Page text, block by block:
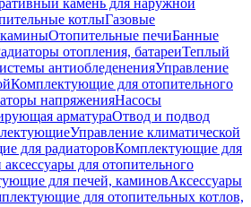
камень для наружной
котлыГазовые
Отопительные печиБанные
отопления, батареиТеплый
антиобледененияУправление
Комплектующие для отопительного
напряженияНасосы
арматураОтвод и подвод
Управление климатической
для радиаторовКомплектующие для
для отопительного
для печей, каминовАксессуары
для отопительных котлов,